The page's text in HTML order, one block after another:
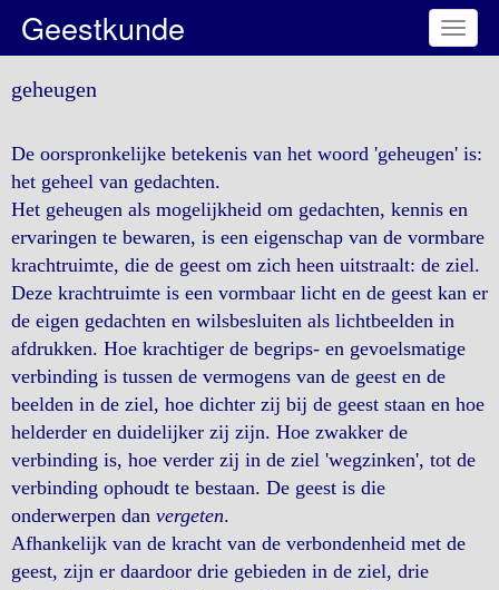
Toggle
Geestkunde
geheugen
De oorspronkelijke betekenis van het woord 'geheugen' is:
het geheel van gedachten.
Het geheugen als mogelijkheid om gedachten, kennis en
ervaringen te bewaren, is een eigenschap van de vormbare
krachtruimte, die de geest om zich heen uitstraalt: de ziel.
Deze krachtruimte is een vormbaar licht en de geest kan er
de eigen gedachten en wilsbesluiten als lichtbeelden in
afdrukken. Hoe krachtiger de begrips- en gevoelsmatige
verbinding is tussen de vermogens van de geest en de
beelden in de ziel, hoe dichter zij bij de geest staan en hoe
helderder en duidelijker zij zijn. Hoe zwakker de
verbinding is, hoe verder zij in de ziel 'wegzinken', tot de
verbinding ophoudt te bestaan. De geest is die
onderwerpen dan vergeten.
Afhankelijk van de kracht van de verbondenheid met de
geest, zijn er daardoor drie gebieden in de ziel, drie